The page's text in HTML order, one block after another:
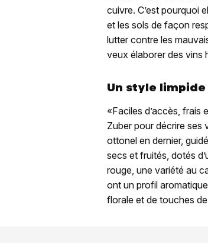
cuivre. C’est pourquoi
et les sols de façon
lutter contre les
veux élaborer des vins
Un style limpide
«Faciles d’accès, frais
Zuber pour décrire ses
ottonel en dernier,
secs et fruités, dotés
rouge, une variété au
ont un profil
florale et de touches